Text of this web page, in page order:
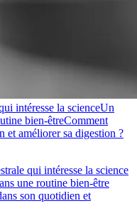
intéresse la scienceUn
bien-êtreComment
et améliorer sa digestion ?
qui intéresse la science
une routine bien-être
son quotidien et